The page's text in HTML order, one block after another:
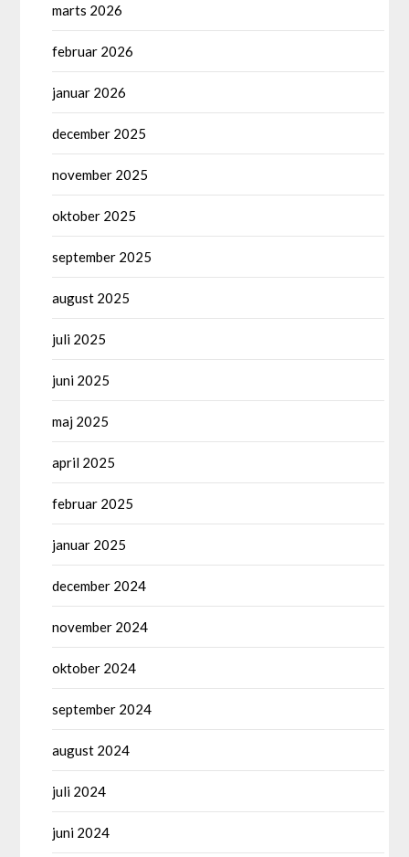
marts 2026
februar 2026
januar 2026
december 2025
november 2025
oktober 2025
september 2025
august 2025
juli 2025
juni 2025
maj 2025
april 2025
februar 2025
januar 2025
december 2024
november 2024
oktober 2024
september 2024
august 2024
juli 2024
juni 2024